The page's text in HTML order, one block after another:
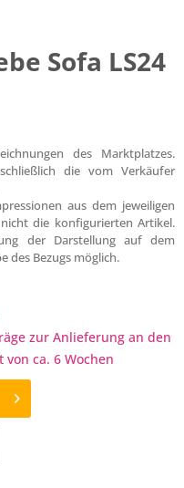
Sofa LS24
des Marktplatzes.
die vom Verkäufer
aus dem jeweiligen
die konfigurierten Artikel.
der Darstellung auf dem
des Bezugs möglich.
zur Anlieferung an den
ca. 6 Wochen